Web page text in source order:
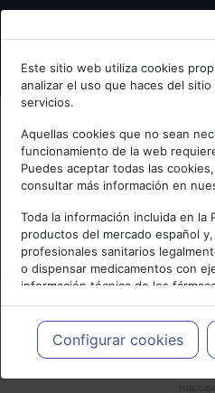
Bienvenid@ a
Escribe tu Email
Accede o regístrate con tu
Este sitio web utiliza cookies
analizar el uso que haces del
servicios.
Aquellas cookies que no sean
funcionamiento de la web
Puedes aceptar todas las
consultar más información en
Toda la información incluida en la
productos del mercado español
profesionales sanitarios
o dispensar medicamentos con
información técnica de los
meramente informativo, siendo
profesionales facultados
cada caso concreto, el
necesidades del paciente.
Configurar cookies